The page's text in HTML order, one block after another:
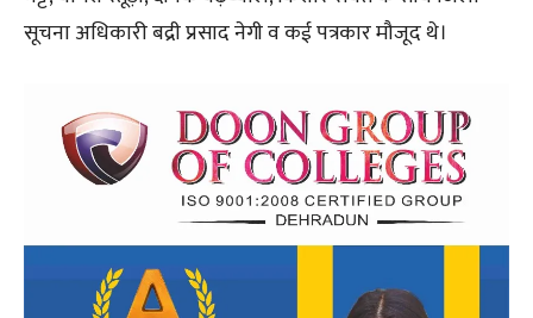
सूचना अधिकारी बद्री प्रसाद नेगी व कई पत्रकार मौजूद थे।